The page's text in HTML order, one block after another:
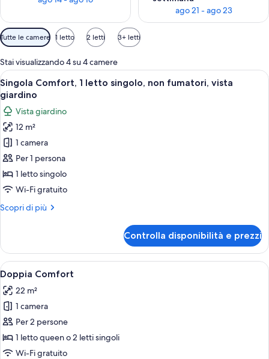
ago 21 - ago 23
Filtri
disponibili
per
le
camere
Tutte le camere 1 letto 2 letti 3+ letti
Stai visualizzando 4 su 4 camere
Apri
tutte
le
foto
per
Singola
Comfort,
1
letto
non
giardino
Una camera d'albergo compatta con
8
Singola Comfort, 1 letto singolo, non fumatori, vista
giardino
Vista giardino
12 m²
1 camera
Per 1 persona
1 letto singolo
Wi-Fi gratuito
Scopri di più
Altri
Comfort,
letto
singolo,
non
fumatori,
vista
giardino
Controlla disponibilità e prezzi
Apri
tutte
le
foto
per
Doppia
Comfort
Una moderna camera d'albergo con
11
Doppia Comfort
22 m²
1 camera
Per 2 persone
1 letto queen o 2 letti singoli
Wi-Fi gratuito